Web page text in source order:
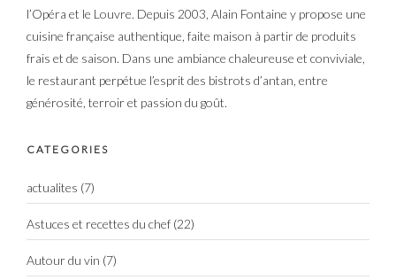
l’Opéra et le Louvre. Depuis 2003, Alain Fontaine y propose une
cuisine française authentique, faite maison à partir de produits
frais et de saison. Dans une ambiance chaleureuse et conviviale,
le restaurant perpétue l’esprit des bistrots d’antan, entre
générosité, terroir et passion du goût.
CATEGORIES
actualites (7)
Astuces et recettes du chef (22)
Autour du vin (7)